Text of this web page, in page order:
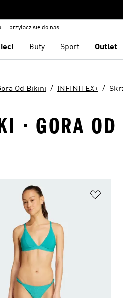
przyłącz się do nas
Buty Sport Outlet
Od Bikini INFINITEX+
· GORA
życzeń